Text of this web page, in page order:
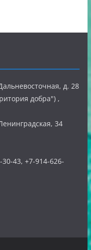
д. 28
добра") ,
34
43, +7-914-626-